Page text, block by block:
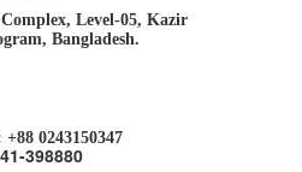
Level-05, Kazir
Bangladesh.
+88 0243150347
398880